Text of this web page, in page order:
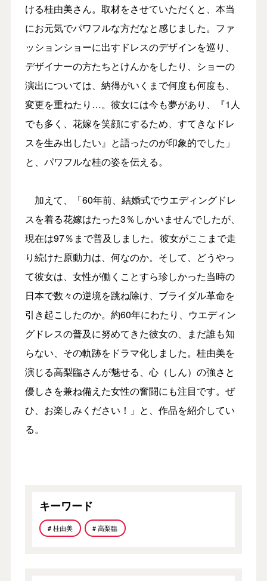
ける桂由美さん。取材をさせていただくと、本当
にお元気でパワフルな方だなと感じました。ファ
ッションショーに出すドレスのデザインを巡り、
デザイナーの方たちとけんかをしたり、ショーの
演出については、納得がいくまで何度も何度も、
変更を重ねたり…。彼女には今も夢があり、『1人
でも多く、花嫁を笑顔にするため、すてきなドレ
スを生み出したい』と語ったのが印象的でした」
と、パワフルな桂の姿を伝える。
加えて、「60年前、結婚式でウエディングドレ
スを着る花嫁はたった3％しかいませんでしたが、
現在は97％まで普及しました。彼女がここまで走
り続けた原動力は、何なのか。そして、どうやっ
て彼女は、女性が働くことすら珍しかった当時の
日本で数々の逆境を跳ね除け、ブライダル革命を
引き起こしたのか。約60年にわたり、ウエディン
グドレスの普及に努めてきた彼女の、まだ誰も知
らない、その軌跡をドラマ化しました。桂由美を
演じる高梨臨さんが魅せる、心（しん）の強さと
優しさを兼ね備えた女性の奮闘にも注目です。ぜ
ひ、お楽しみください！」と、作品を紹介してい
る。
キーワード
# 桂由美 # 高梨臨